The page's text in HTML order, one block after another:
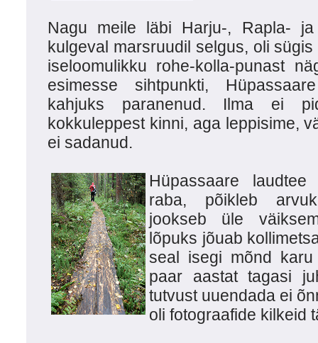
Nagu meile läbi Harju-, Rapla- ja
kulgeval marsruudil selgus, oli
iseloomulikku rohe-kolla-punast
esimesse sihtpunkti,
kahjuks paranenud. Ilma ei
kokkuleppest kinni, aga leppisime,
ei sadanud.
Hüpassaare
raba, põikleb
jookseb üle
lõpuks jõuab
seal isegi mõnd
paar aastat tagasi
tutvust uuendada ei
oli fotograafide kilkeid